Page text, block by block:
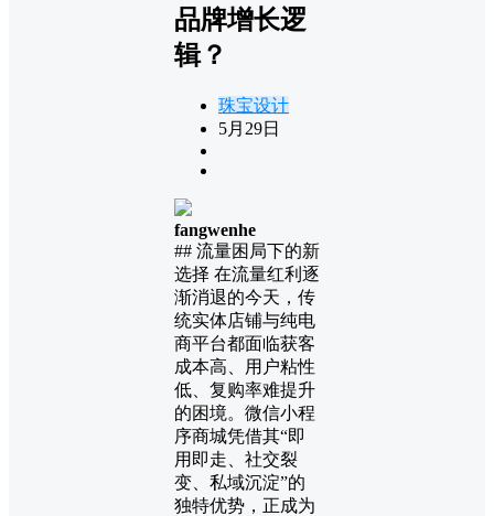
品牌增长逻
辑？
珠宝设计
5月29日
fangwenhe
## 流量困局下的新
选择 在流量红利逐
渐消退的今天，传
统实体店铺与纯电
商平台都面临获客
成本高、用户粘性
低、复购率难提升
的困境。微信小程
序商城凭借其“即
用即走、社交裂
变、私域沉淀”的
独特优势，正成为